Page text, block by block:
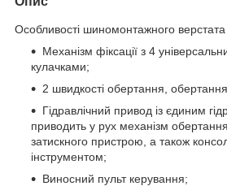
Особливості шиномонтажного
Механізм фіксації з 4
кулачками;
2 швидкості обертання,
Гідравлічний привод із єдиним
приводить у рух механізм
затискного пристрою, а також
інструментом;
Виносний пульт керування;